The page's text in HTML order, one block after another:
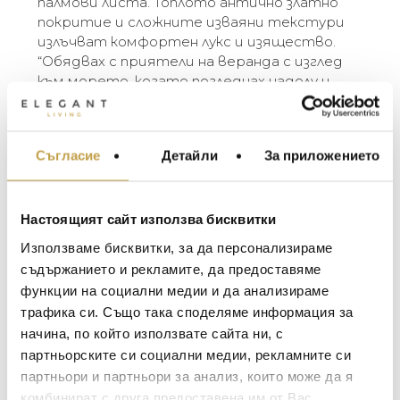
Съгласие Детайли За приложението
Настоящият сайт използва бисквитки
Използваме бисквитки, за да персонализираме
съдържанието и рекламите, да предоставяме
функции на социални медии и да анализираме
трафика си. Също така споделяме информация за
начина, по който използвате сайта ни, с
партньорските си социални медии, рекламните си
партньори и партньори за анализ, които може да я
комбинират с друга предоставена им от Вас
покритие и сложните изваяни текстури
излъчват комфортен лукс и изящество.
“Обядвах с приятели на веранда с изглед
към морето, когато погледнах надолу и
видях паднал палмов клон. Всички листа
бяха извити и смачкани, но въпреки това
перфектния пейзаж. Това ме накара да се
замисля за времето и за обилните дарове
храна до подслон.” – Michael Aram
The Palm Collection is inspired by the beauty of
a windswept palm tree and the perfectly
imperfect shapes of woven palm leaves and
fallen fronds. The warm antique gold finish and
the intricate sculpted textures exude
comfortable luxury and graciousness.
“I was having lunch with friends on a veranda
overlooking the sea when I looked down to the
МЕБЕЛИ ЗА ДОМА И
ЗА МАСАТА
ТЕКСТИЛ ЗА ДОМА
АРОМАТИ ЗА ДОМА
ИЗКУСТВО И КНИГИ
ВИСОК КЛАС
BACCARAT
TOM DIXON
MICHAEL ARAM
ASSOULINE
SELETTI